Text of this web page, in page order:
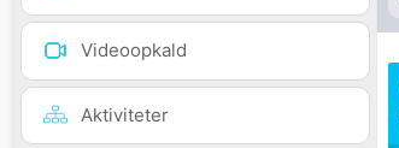
Videoopkald
Aktiviteter